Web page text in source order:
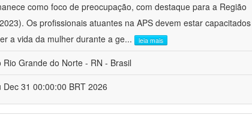
como foco de preocupação, com destaque para a Região
Os profissionais atuantes na APS devem estar capacitados
a vida da mulher durante a ge... leia mais
Grande do Norte - RN - Brasil
31 00:00:00 BRT 2026